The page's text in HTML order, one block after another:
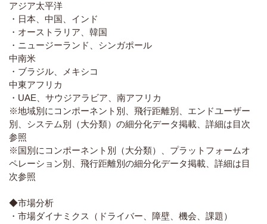
アジア太平洋
・日本、中国、インド
・オーストラリア、韓国
・ニュージーランド、シンガポール
中南米
・ブラジル、メキシコ
中東アフリカ
・UAE、サウジアラビア、南アフリカ
※地域別にコンポーネント別、飛行距離別、エンドユーザー
別、システム別（大分類）の細分化データ掲載、詳細は目次
参照
※国別にコンポーネント別（大分類）、プラットフォームオ
ペレーション別、飛行距離別の細分化データ掲載、詳細は目
次参照
◆市場分析
・市場ダイナミクス（ドライバー、障壁、機会、課題）